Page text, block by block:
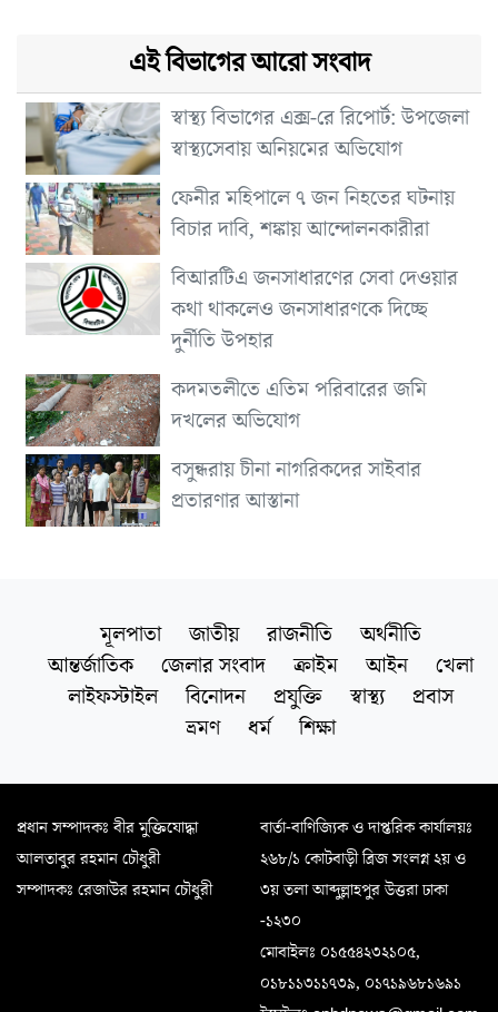
এই বিভাগের আরো সংবাদ
স্বাস্থ্য বিভাগের এক্স-রে রিপোর্ট: উপজেলা
স্বাস্থ্যসেবায় অনিয়মের অভিযোগ
ফেনীর মহিপালে ৭ জন নিহতের ঘটনায়
বিচার দাবি, শঙ্কায় আন্দোলনকারীরা
বিআরটিএ জনসাধারণের সেবা দেওয়ার
কথা থাকলেও জনসাধারণকে দিচ্ছে
দুর্নীতি উপহার
কদমতলীতে এতিম পরিবারের জমি
দখলের অভিযোগ
বসুন্ধরায় চীনা নাগরিকদের সাইবার
প্রতারণার আস্তানা
মূলপাতা জাতীয় রাজনীতি
অর্থনীতি
আন্তর্জাতিক
জেলার সংবাদ ক্রাইম আইন
খেলা
লাইফস্টাইল
বিনোদন প্রযুক্তি স্বাস্থ্য
প্রবাস
ভ্রমণ
ধর্ম শিক্ষা
প্রধান সম্পাদকঃ বীর মুক্তিযোদ্ধা
আলতাবুর রহমান চৌধুরী
সম্পাদকঃ রেজাউর রহমান চৌধুরী
বার্তা-বাণিজ্যিক ও দাপ্তরিক কার্যালয়ঃ
২৬৮/১ কোটবাড়ী ব্রিজ সংলগ্ন ২য় ও
৩য় তলা আব্দুল্লাহপুর উত্তরা ঢাকা
-১২৩০
মোবাইলঃ ০১৫৫৪২৩২১০৫,
০১৮১১৩১১৭৩৯, ০১৭১৯৬৮১৬৯১